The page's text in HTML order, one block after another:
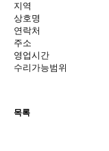
지역
상호명
연락처
주소
영업시간
수리가능범위
목록